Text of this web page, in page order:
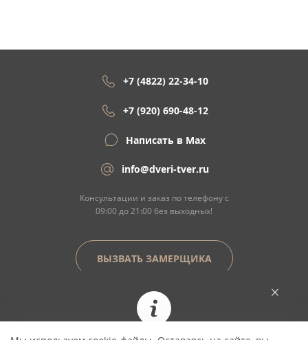
+7 (4822) 22-34-10
+7 (920) 690-48-12
Написать в Max
info@dveri-tver.ru
Консультации и заказ по телефону с
09:00 до 21:00 без выходных!
ВЫЗВАТЬ ЗАМЕРЩИКА
Сайт не является договором оферты